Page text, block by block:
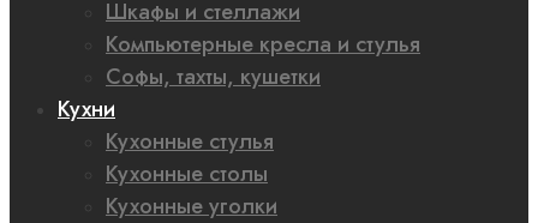
Шкафы и стеллажи
Компьютерные кресла и стулья
Софы, тахты, кушетки
Кухни
Кухонные стулья
Кухонные столы
Кухонные уголки